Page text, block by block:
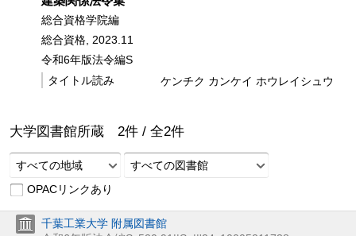
総合資格学院編
総合資格, 2023.11
令和6年版法令編S
タイトル読み
ケンチク カンケイ ホウレイシュウ
大学図書館所蔵 2件 / 全2件
すべての地域
すべての図書館
OPACリンクあり
千葉工業大学 附属図書館